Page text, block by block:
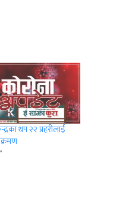
थप २२ प्रहरीलाई